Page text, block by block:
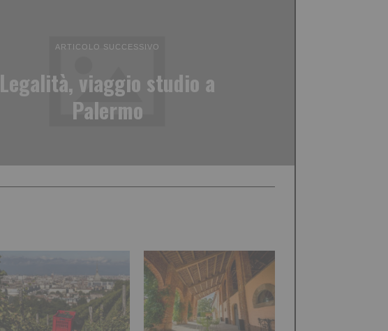
ARTICOLO SUCCESSIVO
Legalità, viaggio studio a
Palermo